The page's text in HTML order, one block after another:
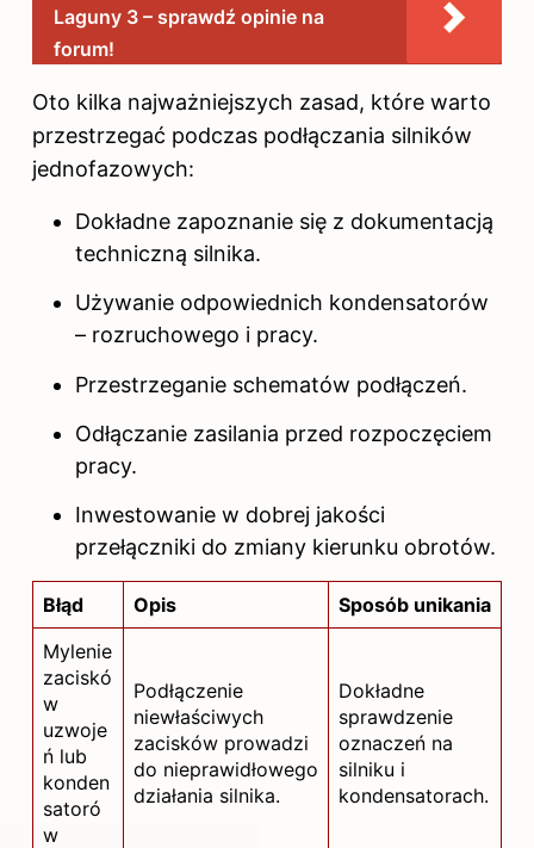
Laguny 3 – sprawdź opinie na
forum!
Oto kilka najważniejszych zasad, które warto
przestrzegać podczas podłączania silników
jednofazowych:
Dokładne zapoznanie się z dokumentacją
techniczną silnika.
Używanie odpowiednich kondensatorów
– rozruchowego i pracy.
Przestrzeganie schematów podłączeń.
Odłączanie zasilania przed rozpoczęciem
pracy.
Inwestowanie w dobrej jakości
przełączniki do zmiany kierunku obrotów.
Błąd Opis
Sposób unikania
Mylenie
zaciskó
w
uzwoje
ń lub
konden
satoró
w
Podłączenie
niewłaściwych
zacisków prowadzi
do nieprawidłowego
działania silnika.
Dokładne
sprawdzenie
oznaczeń na
silniku i
kondensatorach.